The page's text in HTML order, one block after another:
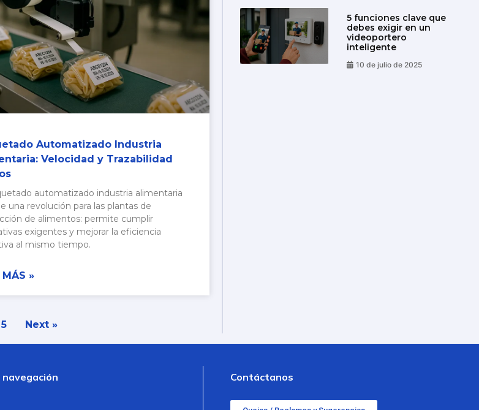
Automatizado Industria
Velocidad y Trazabilidad
automatizado industria alimentaria
una revolución para las plantas de
de alimentos: permite cumplir
exigentes y mejorar la eficiencia
al mismo tiempo.
MÁS »
5 Next »
5 funciones clave que
debes exigir en un
videoportero
inteligente
10 de julio de 2025
navegación Contáctanos